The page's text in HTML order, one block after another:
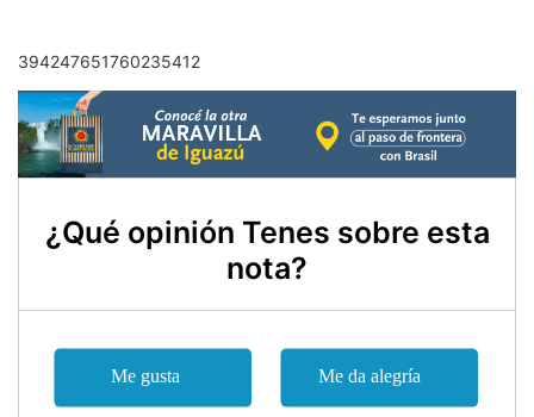
394247651760235412
¿Qué opinión Tenes sobre esta
nota?